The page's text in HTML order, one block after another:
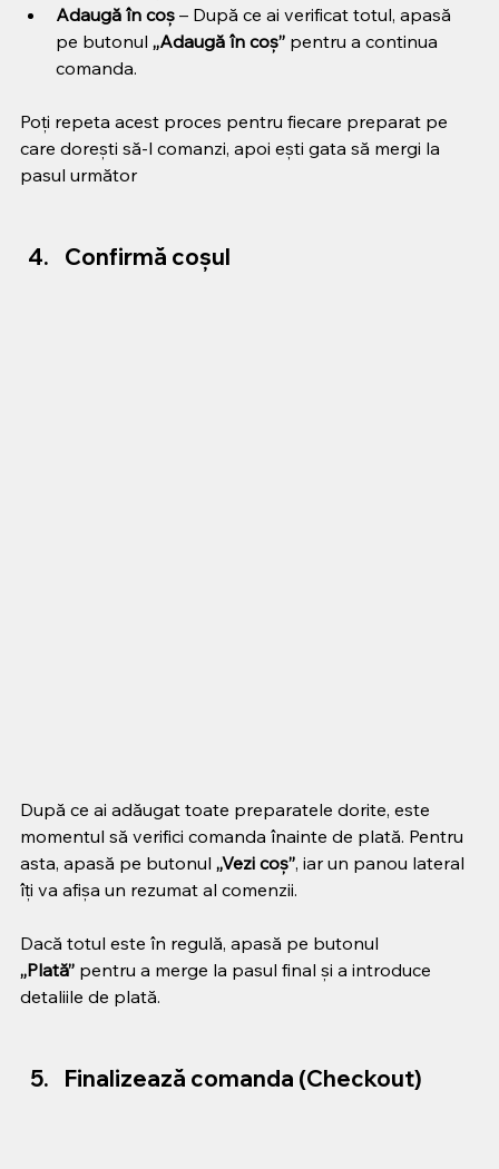
Adaugă în coș – După ce ai verificat totul, apasă
pe butonul „Adaugă în coș” pentru a continua
comanda.
Poți repeta acest proces pentru fiecare preparat pe
care dorești să-l comanzi, apoi ești gata să mergi la
pasul următor
Confirmă coșul
După ce ai adăugat toate preparatele dorite, este
momentul să verifici comanda înainte de plată. Pentru
asta, apasă pe butonul „Vezi coș”, iar un panou lateral
îți va afișa un rezumat al comenzii.
Dacă totul este în regulă, apasă pe butonul
„Plată” pentru a merge la pasul final și a introduce
detaliile de plată.
Finalizează comanda (Checkout)